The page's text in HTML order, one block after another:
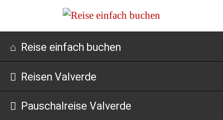
Navigation
Reise einfach buchen
Reisen Valverde
Pauschalreise Valverde